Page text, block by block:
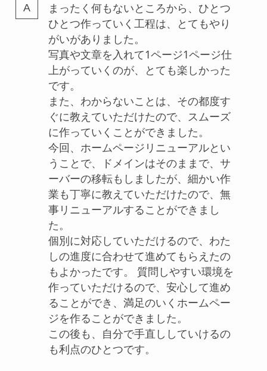
まったく何もないところから、ひとつ
ひとつ作っていく工程は、とてもやり
がいがありました。
写真や文章を入れて1ページ1ページ仕
上がっていくのが、とても楽しかった
です。
また、わからないことは、その都度す
ぐに教えていただけたので、スムーズ
に作っていくことができました。
今回、ホームページリニューアルとい
うことで、ドメインはそのままで、サ
ーバーの移転もしましたが、細かい作
業も丁寧に教えていただけたので、無
事リニューアルすることができまし
た。
個別に対応していただけるので、わた
しの進度に合わせて進めてもらえたの
もよかったです。 質問しやすい環境を
作っていただけるので、安心して進め
ることができ、満足のいくホームペー
ジを作ることができました。
この後も、自分で手直ししていけるの
も利点のひとつです。